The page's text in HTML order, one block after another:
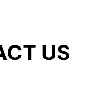
淋蛋糕确 认 US